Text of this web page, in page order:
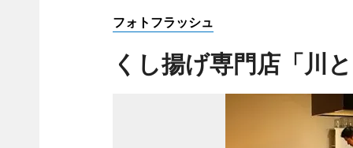
フォトフラッシュ
くし揚げ専門店「川